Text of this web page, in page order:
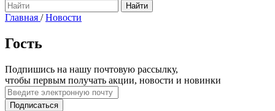
Главная / Новости
Гость
Подпишись на нашу почтовую рассылку,
чтобы первым получать акции, новости и новинки
Подписаться